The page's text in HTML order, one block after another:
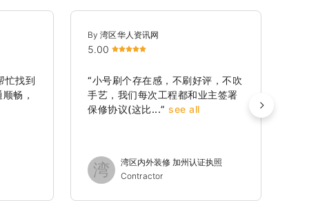
忙找到
畅，
By 湾区华人资讯网
5.00
“小号刷个存在感，不刷好评，不吹
手艺，我们每次工程都和业主签署
保修协议(这比...” see all
湾
湾区内外装修 加州认证执照
Contractor